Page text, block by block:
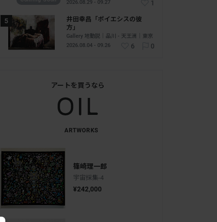
2026.08.29 - 09.27
1
井田幸昌「ポイエシスの彼
方」
Gallery 地動説｜品川 - 天王洲｜東京
2026.08.04 - 09.26
6 0
アートを買うなら
ARTWORKS
篠崎理一郎
宇宙採集-4
¥242,000